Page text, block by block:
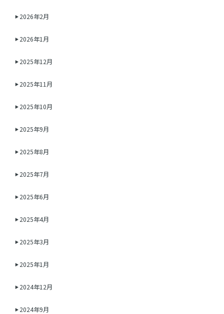
2026年2月
2026年1月
2025年12月
2025年11月
2025年10月
2025年9月
2025年8月
2025年7月
2025年6月
2025年4月
2025年3月
2025年1月
2024年12月
2024年9月